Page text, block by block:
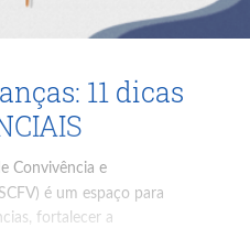
11 dicas
Convivência e
é um espaço para
fortalecer a